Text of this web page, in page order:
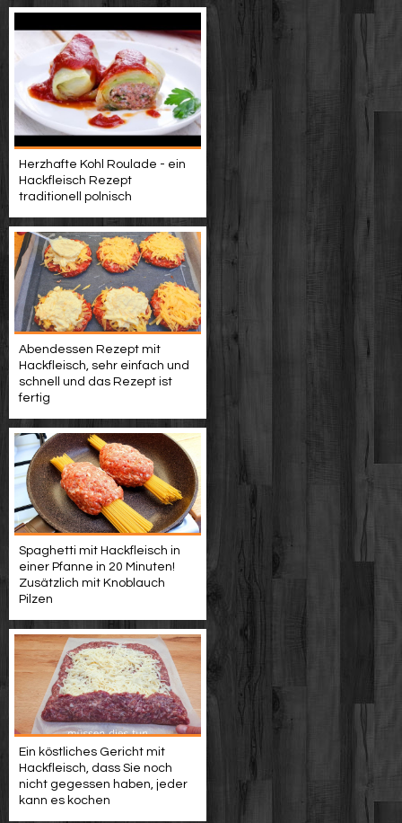
Herzhafte Kohl Roulade - ein
Hackfleisch Rezept
traditionell polnisch
Abendessen Rezept mit
Hackfleisch, sehr einfach und
schnell und das Rezept ist
fertig
Spaghetti mit Hackfleisch in
einer Pfanne in 20 Minuten!
Zusätzlich mit Knoblauch
Pilzen
Ein köstliches Gericht mit
Hackfleisch, dass Sie noch
nicht gegessen haben, jeder
kann es kochen